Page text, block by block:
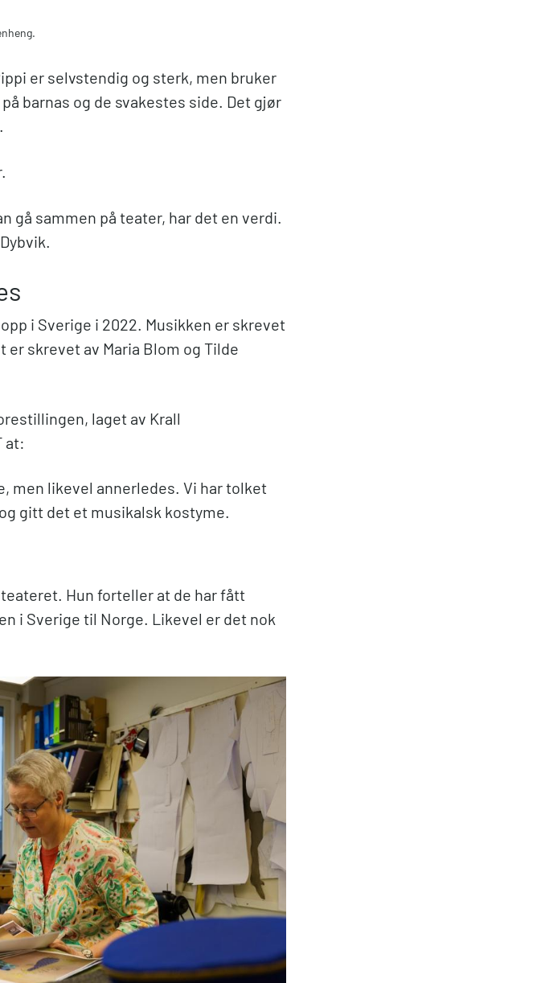
er selvstendig og sterk, men bruker
barnas og de svakestes side. Det gjør
gå sammen på teater, har det en verdi.
i Sverige i 2022. Musikken er skrevet
er skrevet av Maria Blom og Tilde
laget av Krall
at:
men likevel annerledes. Vi har tolket
gitt det et musikalsk kostyme.
Hun forteller at de har fått
i Sverige til Norge. Likevel er det nok